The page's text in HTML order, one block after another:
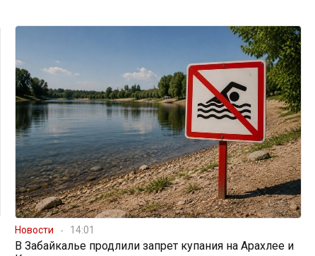
Новости 14:01
В Забайкалье продлили запрет купания на Арахлее и